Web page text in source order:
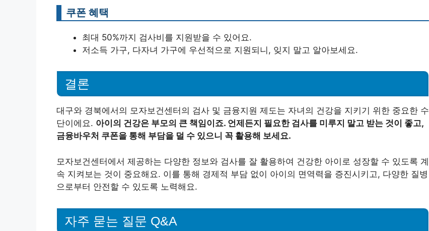
쿠폰 혜택
최대 50%까지 검사비를 지원받을 수 있어요.
저소득 가구, 다자녀 가구에 우선적으로 지원되니, 잊지 말고 알아보세요.
결론
대구와 경북에서의 모자보건센터의 검사 및 금융지원 제도는 자녀의 건강을 지키기 위한 중요한 수
단이에요. 아이의 건강은 부모의 큰 책임이죠. 언제든지 필요한 검사를 미루지 말고 받는 것이 좋고,
금융바우처 쿠폰을 통해 부담을 덜 수 있으니 꼭 활용해 보세요.
모자보건센터에서 제공하는 다양한 정보와 검사를 잘 활용하여 건강한 아이로 성장할 수 있도록 계
속 지켜보는 것이 중요해요. 이를 통해 경제적 부담 없이 아이의 면역력을 증진시키고, 다양한 질병
으로부터 안전할 수 있도록 노력해요.
자주 묻는 질문 Q&A